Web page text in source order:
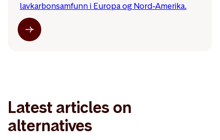
lavkarbonsamfunn i Europa og Nord-Amerika.
Latest articles on
alternatives